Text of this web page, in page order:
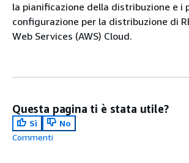
la pianificazione della distribuzione e i
configurazione per la distribuzione di
Web Services (AWS) Cloud.
Questa pagina ti è stata utile?
Sì
No
Commenti